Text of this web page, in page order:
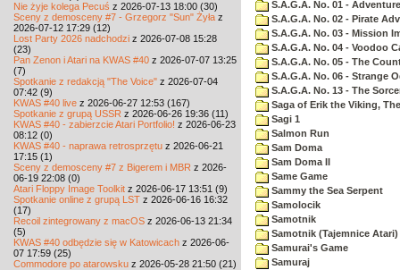
Nie żyje kolega Pecuś z 2026-07-13 18:00 (30)
Sceny z demosceny #7 - Grzegorz "Sun" Żyła z
2026-07-12 17:29 (12)
Lost Party 2026 nadchodzi z 2026-07-08 15:28
(23)
Pan Zenon i Atari na KWAS #40 z 2026-07-07 13:25
(7)
Spotkanie z redakcją "The Voice" z 2026-07-04
07:42 (9)
KWAS #40 live z 2026-06-27 12:53 (167)
Spotkanie z grupą USSR z 2026-06-26 19:36 (11)
KWAS #40 - zabierzcie Atari Portfolio! z 2026-06-23
08:12 (0)
KWAS #40 - naprawa retrosprzętu z 2026-06-21
17:15 (1)
Sceny z demosceny #7 z Bigerem i MBR z 2026-
06-19 22:08 (0)
Atari Floppy Image Toolkit z 2026-06-17 13:51 (9)
Spotkanie online z grupą LST z 2026-06-16 16:32
(17)
Recoil zintegrowany z macOS z 2026-06-13 21:34
(5)
KWAS #40 odbędzie się w Katowicach z 2026-06-
07 17:59 (25)
Commodore po atarowsku z 2026-05-28 21:50 (21)
S.A.G.A. No. 01 -
S.A.G.A. No. 02 - Pirate
S.A.G.A. No. 03 - Mission
S.A.G.A. No. 04 - Voodoo
S.A.G.A. No. 05 - The
S.A.G.A. No. 06 - Strange
S.A.G.A. No. 13 - The
Saga of Erik the Viking, The
Sagi 1
Salmon Run
Sam Doma
Sam Doma II
Same Game
Sammy the Sea Serpent
Samolocik
Samotnik
Samotnik (Tajemnice Atari)
Samurai's Game
Samuraj